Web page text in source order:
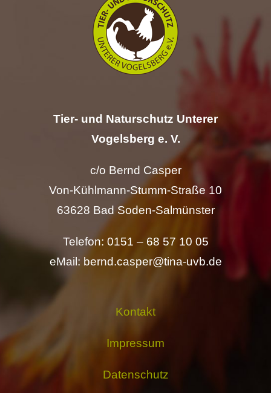
Tier- und Naturschutz Unterer
Vogelsberg e. V.
c/o Bernd Casper
Von-Kühlmann-Stumm-Straße 10
63628 Bad Soden-Salmünster
Telefon: 0151 – 68 57 10 05
eMail: bernd.casper@tina-uvb.de
Kontakt
Impressum
Datenschutz